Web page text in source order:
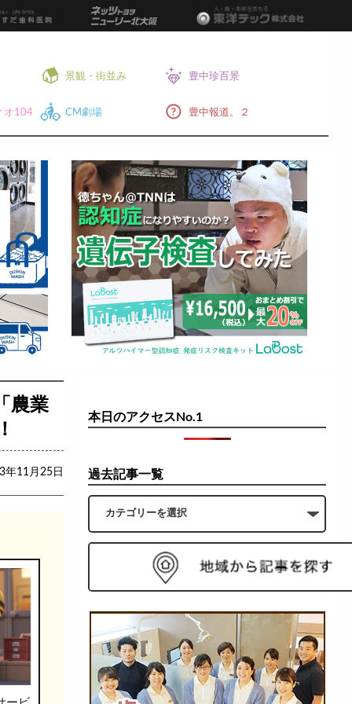
景観・街並み 豊中珍百景
オ104 CM劇場 豊中報道。２
農業
年11月25日
本日のアクセスNo.1
過去記事一覧